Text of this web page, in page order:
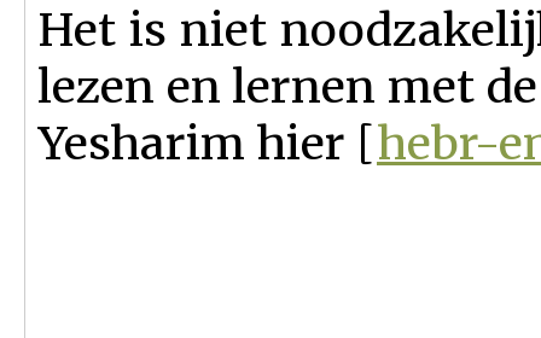
Het is niet
lezen en lernen met
Yesharim hier [hebr-